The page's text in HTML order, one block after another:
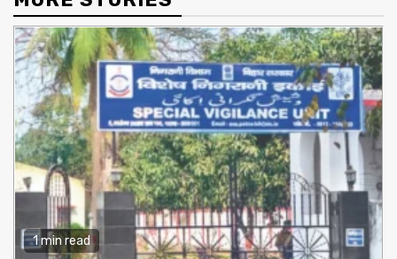
1 min read